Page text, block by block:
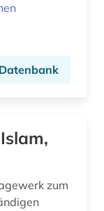
zum